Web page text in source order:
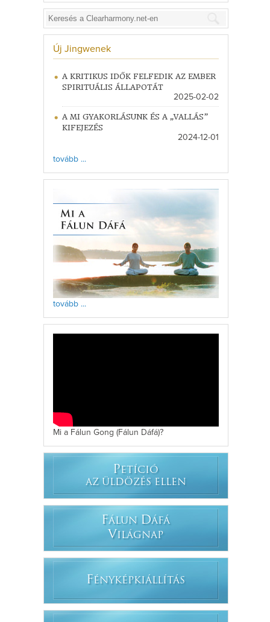
Új Jingwenek
A KRITIKUS IDŐK FELFEDIK AZ EMBER
SPIRITUÁLIS ÁLLAPOTÁT
2025-02-02
A MI GYAKORLÁSUNK ÉS A „VALLÁS”
KIFEJEZÉS
2024-12-01
tovább ...
tovább ...
Mi a Fálun Gong (Fálun Dáfá)?
PETÍCIÓ
AZ ÜLDÖZÉS ELLEN
FÁLUN DÁFÁ
VILÁGNAP
FÉNYKÉPKIÁLLÍTÁS